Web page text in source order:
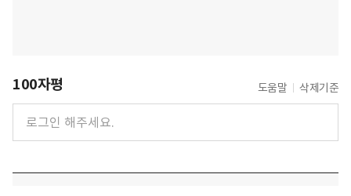
100자평 도움말 삭제기준